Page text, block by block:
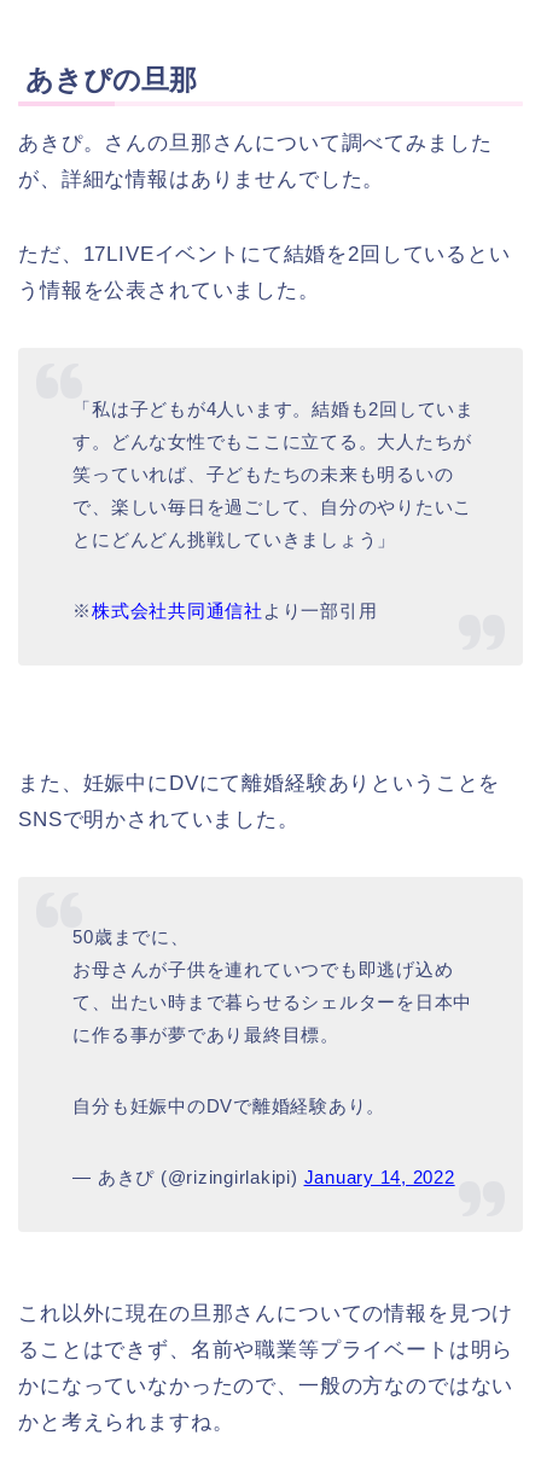
あきぴの旦那
あきぴ。さんの旦那さんについて調べてみました
が、詳細な情報はありませんでした。
ただ、17LIVEイベントにて結婚を2回しているとい
う情報を公表されていました。
「私は子どもが4人います。結婚も2回していま
す。どんな女性でもここに立てる。大人たちが
笑っていれば、子どもたちの未来も明るいの
で、楽しい毎日を過ごして、自分のやりたいこ
とにどんどん挑戦していきましょう」
※株式会社共同通信社 より一部引用
また、妊娠中にDVにて離婚経験ありということを
SNSで明かされていました。
50歳までに、
お母さんが子供を連れていつでも即逃げ込め
て、出たい時まで暮らせるシェルターを日本中
に作る事が夢であり最終目標。
自分も妊娠中のDVで離婚経験あり。
— あきぴ (@rizingirlakipi) January 14, 2022
これ以外に現在の旦那さんについての情報を見つけ
ることはできず、名前や職業等プライベートは明ら
かになっていなかったので、一般の方なのではない
かと考えられますね。